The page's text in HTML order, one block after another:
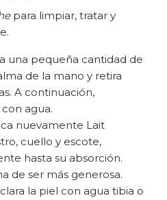
para limpiar, tratar y
una pequeña cantidad de
de la mano y retira
A continuación,
agua.
nuevamente Lait
cuello y escote,
hasta su absorción.
de ser más generosa.
la piel con agua tibia o